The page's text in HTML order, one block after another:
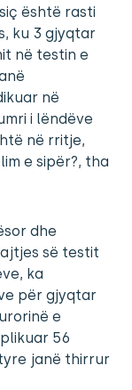
është rasti
ku 3 gjyqtar
në testin e
në
i lëndëve
në rritje,
e sipër?, tha
dhe
së testit
ka
për gjyqtar
e
56
janë thirrur